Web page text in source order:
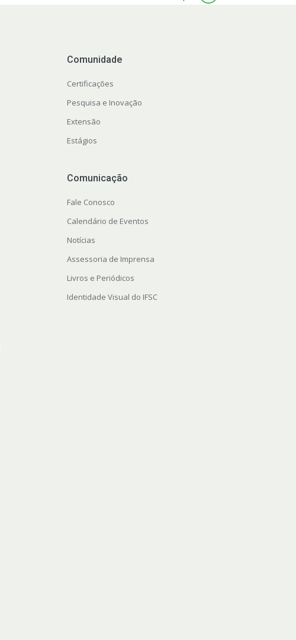
Comunidade
Certificações
Pesquisa e Inovação
Extensão
Estágios
Comunicação
Fale Conosco
Calendário de Eventos
Notícias
Assessoria de Imprensa
Livros e Periódicos
Identidade Visual do IFSC